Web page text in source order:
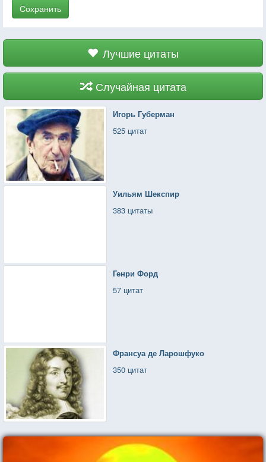
Сохранить
Лучшие цитаты
Случайная цитата
Игорь Губерман
525 цитат
Уильям Шекспир
383 цитаты
Генри Форд
57 цитат
Франсуа де Ларошфуко
350 цитат